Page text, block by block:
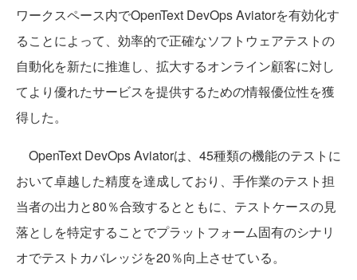
ワークスペース内でOpenText DevOps Aviatorを有効化す
ることによって、効率的で正確なソフトウェアテストの
自動化を新たに推進し、拡大するオンライン顧客に対し
てより優れたサービスを提供するための情報優位性を獲
得した。
OpenText DevOps Aviatorは、45種類の機能のテストに
おいて卓越した精度を達成しており、手作業のテスト担
当者の出力と80％合致するとともに、テストケースの見
落としを特定することでプラットフォーム固有のシナリ
オでテストカバレッジを20％向上させている。